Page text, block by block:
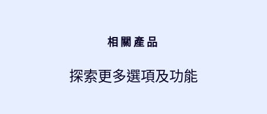
相關產品
探索更多選項及功能